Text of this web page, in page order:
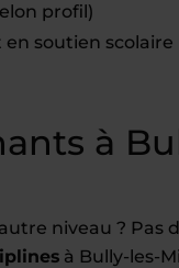
profil)
soutien scolaire
à
niveau ? Pas
à Bully-les-